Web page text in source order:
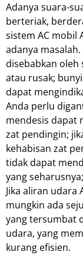
Adanya suara-
berteriak,
sistem AC mobil
adanya
disebabkan oleh
atau rusak;
dapat
Anda perlu
mendesis dapat
zat pendingin;
kehabisan zat
tidak dapat
yang
Jika aliran udara
mungkin ada
yang tersumbat
udara, yang
kurang efisien.